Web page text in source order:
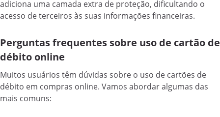
adiciona uma camada extra de proteção, dificultando o
acesso de terceiros às suas informações financeiras.
Perguntas frequentes sobre uso de cartão de
débito online
Muitos usuários têm dúvidas sobre o uso de cartões de
débito em compras online. Vamos abordar algumas das
mais comuns: